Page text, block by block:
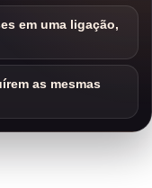
em uma ligação,
as mesmas